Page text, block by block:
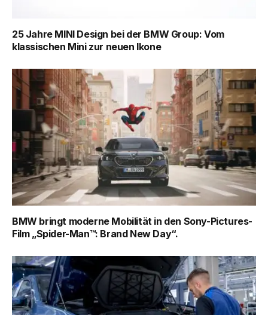
25 Jahre MINI Design bei der BMW Group: Vom
klassischen Mini zur neuen Ikone
BMW bringt moderne Mobilität in den Sony-Pictures-
Film „Spider-Man™: Brand New Day“.